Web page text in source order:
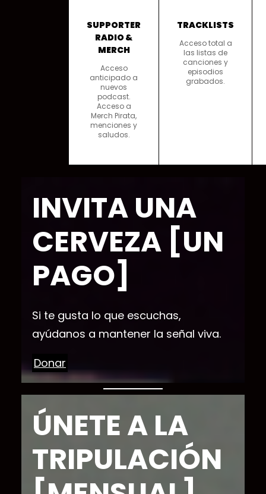
SUPPORTER
RADIO &
MERCH
Acceso
anticipado a
nuevos
podcast.
Acceso a
Merch Pirata,
menciones y
saludos.
TRACKLISTS
Acceso total a
las listas de
canciones y
episodios
grabados.
INVITA UNA
CERVEZA [UN
PAGO]
Si te gusta lo que escuchas,
ayúdanos a mantener la señal viva.
Donar
ÚNETE A LA
TRIPULACIÓN